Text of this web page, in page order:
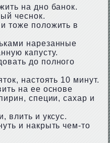
на дно банок.
чеснок.
тоже положить в
нарезанные
капусту.
до полного
настоять 10 минут.
на ее основе
специи, сахар и
влить и уксус.
и накрыть чем-то